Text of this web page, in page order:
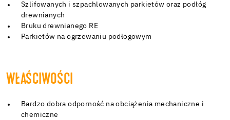
Szlifowanych i szpachlowanych parkietów oraz podłóg
drewnianych
Bruku drewnianego RE
Parkietów na ogrzewaniu podłogowym
WŁAŚCIWOŚCI
Bardzo dobra odporność na obciążenia mechaniczne i
chemiczne